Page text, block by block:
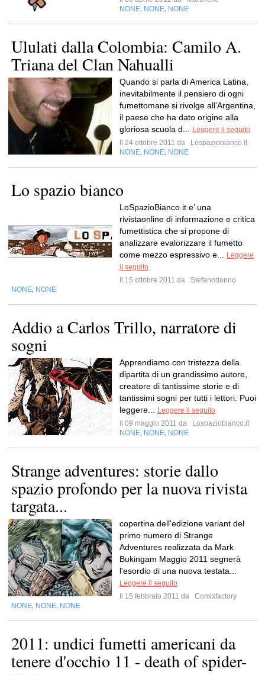
NONE NONE NONE
Ululati dalla Colombia: Camilo A.
Triana del Clan Nahualli
Quando si parla di America Latina,
inevitabilmente il pensiero di ogni
fumettomane si rivolge all’Argentina,
il paese che ha dato origine alla
gloriosa scuola d...
Leggere il seguito
Il 24 ottobre 2011 da
Lospaziobianco.it
NONE NONE NONE
Lo spazio bianco
LoSpazioBianco.it e’ una
rivistaonline di informazione e critica
fumettistica che si propone di
analizzare evalorizzare il fumetto
come mezzo espressivo e...
Leggere
il seguito
Il 15 ottobre 2011 da
Stefanodonno
NONE NONE
Addio a Carlos Trillo, narratore di
sogni
Apprendiamo con tristezza della
dipartita di un grandissimo autore,
creatore di tantissime storie e di
tantissimi sogni per tutti i lettori. Puoi
leggere...
Leggere il seguito
Il 09 maggio 2011 da
Lospaziobianco.it
NONE NONE NONE
Strange adventures: storie dallo
spazio profondo per la nuova rivista
targata...
copertina dell'edizione variant del
primo numero di Strange
Adventures realizzata da Mark
Bukingam Maggio 2011 segnerà
l'esordio di una nuova testata...
Leggere il seguito
Il 15 febbraio 2011 da
Comixfactory
NONE NONE NONE
2011: undici fumetti americani da
tenere d'occhio 11 - death of spider-